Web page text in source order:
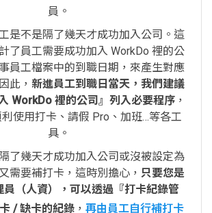
員。
是不是隔了幾天才成功加入公司。這
了員工需要成功加入 WorkDo 裡的公
員工檔案中的到職日期，來產生對應
此， 新進員工到職日當天，我們建議
WorkDo 裡的公司』列入必要程序，
使用打卡、請假 Pro、加班…等各工
具。
了幾天才成功加入公司或沒被設定為
需要補打卡，這時別擔心， 只要您是
員（人資），可以透過『打卡紀錄管
/ 缺卡的紀錄 ， 再由員工自行補打卡